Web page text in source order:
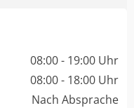
08:00 - 19:00 Uhr
08:00 - 18:00 Uhr
Nach Absprache